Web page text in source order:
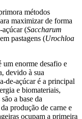
métodos
maximizar de forma
açúcar (Saccharum
pastagens (Urochloa
um enorme desafio e
devido à sua
de-açúcar é a principal
e biomateriais,
a base da
produção de carne e
ocupam a primeira